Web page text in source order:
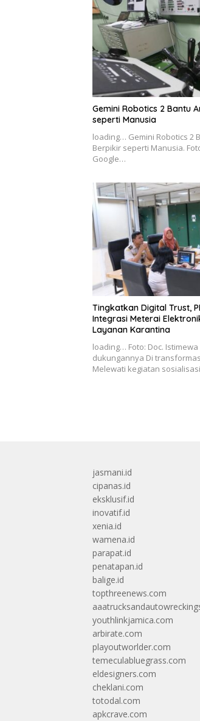
Gemini Robotics 2 Bantu
seperti Manusia
loading… Gemini Robotics 2
Berpikir seperti Manusia.
Google…
Tingkatkan Digital Trust,
Integrasi Meterai
Layanan Karantina
loading… Foto: Doc. Istimewa
dukungannya Di
Melewati kegiatan
jasmani.id
cipanas.id
eksklusif.id
inovatif.id
xenia.id
wamena.id
parapat.id
penatapan.id
balige.id
topthreenews.com
youthlinkjamica.com
arbirate.com
playoutworlder.com
temeculabluegrass.com
eldesigners.com
cheklani.com
totodal.com
apkcrave.com